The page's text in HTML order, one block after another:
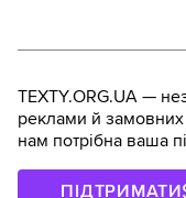
TEXTY.ORG.UA —
реклами й замовних
нам потрібна ваша
ПІДТРИМАТИ